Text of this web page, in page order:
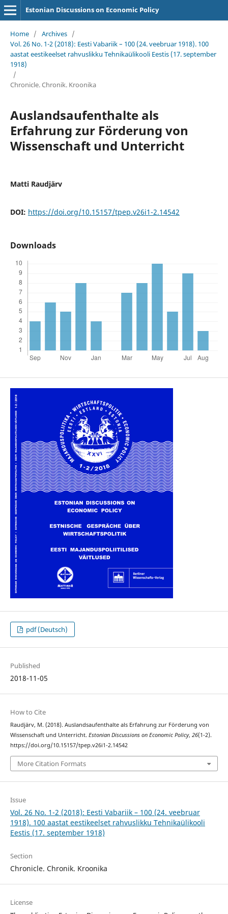
Estonian Discussions on Economic Policy
Home / Archives /
Vol. 26 No. 1-2 (2018): Eesti Vabariik – 100 (24. veebruar 1918). 100
aastat eestikeelset rahvuslikku Tehnikaülikooli Eestis (17. september
1918)
/
Chronicle. Chronik. Kroonika
Auslandsaufenthalte als
Erfahrung zur Förderung von
Wissenschaft und Unterricht
Matti Raudjärv
DOI: https://doi.org/10.15157/tpep.v26i1-2.14542
Downloads
pdf (Deutsch)
Published
2018-11-05
How to Cite
Raudjärv, M. (2018). Auslandsaufenthalte als Erfahrung zur Förderung von
Wissenschaft und Unterricht. Estonian Discussions on Economic Policy, 26(1-2).
https://doi.org/10.15157/tpep.v26i1-2.14542
More Citation Formats
Issue
Vol. 26 No. 1-2 (2018): Eesti Vabariik – 100 (24. veebruar
1918). 100 aastat eestikeelset rahvuslikku Tehnikaülikooli
Eestis (17. september 1918)
Section
Chronicle. Chronik. Kroonika
License